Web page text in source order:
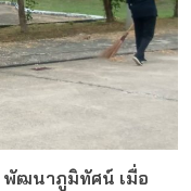
พัฒนาภูมิทัศน์ เมื่อ